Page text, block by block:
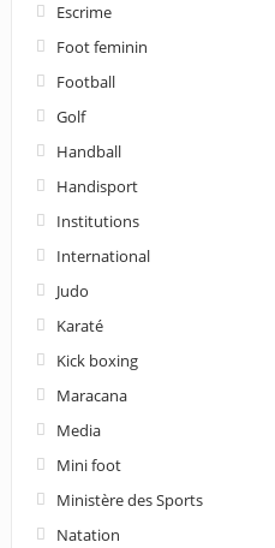
Escrime
Foot feminin
Football
Golf
Handball
Handisport
Institutions
International
Judo
Karaté
Kick boxing
Maracana
Media
Mini foot
Ministère des Sports
Natation